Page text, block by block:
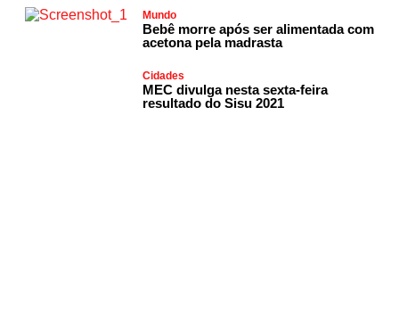
Mundo
Bebê morre após ser alimentada com
acetona pela madrasta
Cidades
MEC divulga nesta sexta-feira
resultado do Sisu 2021